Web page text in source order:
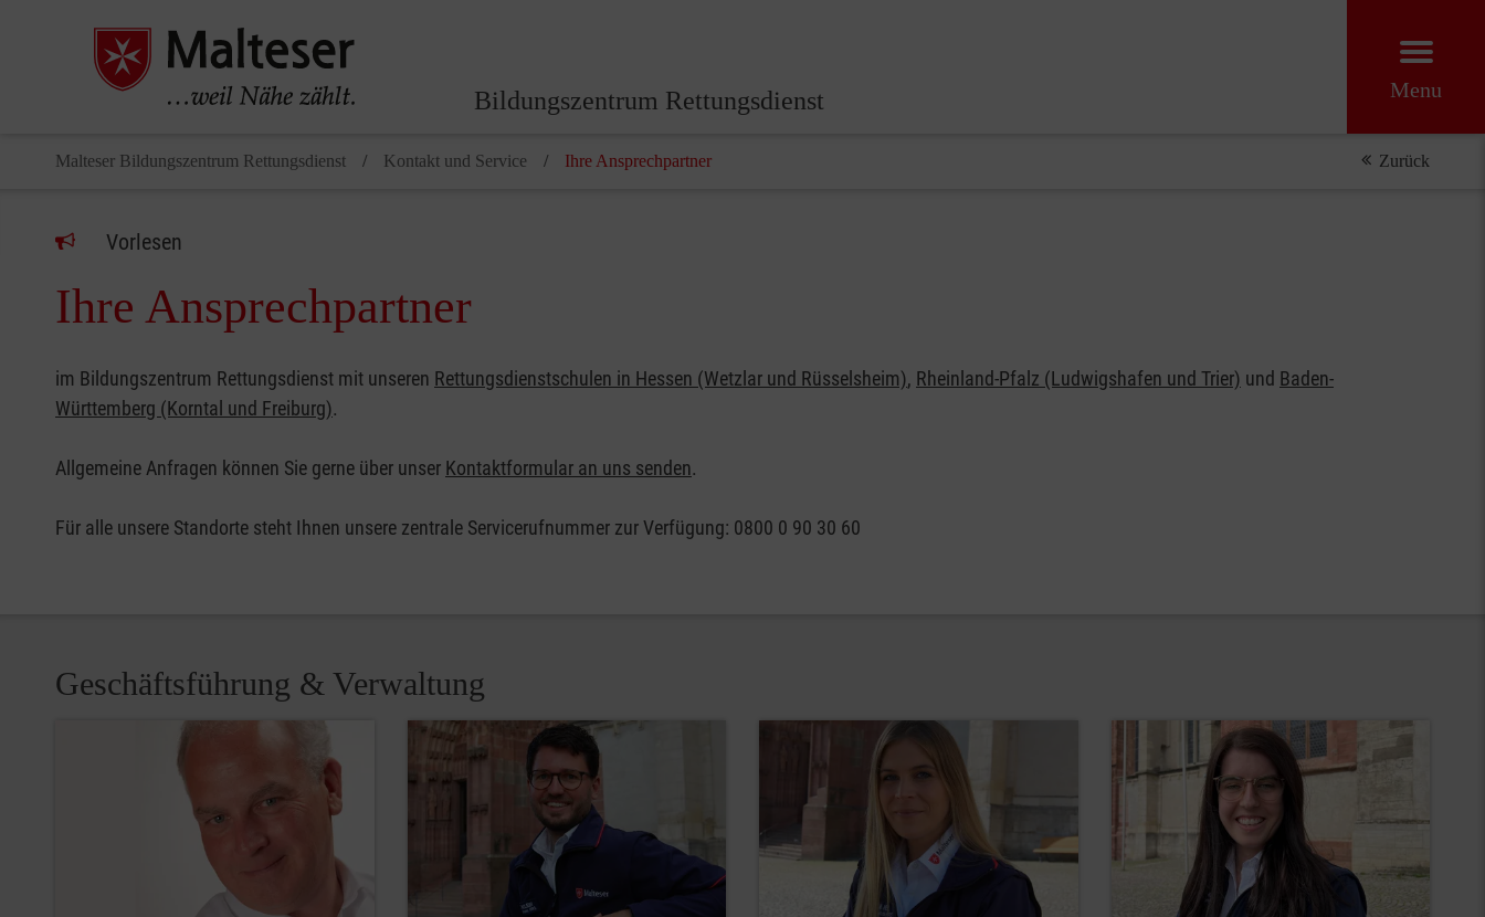
Bildungszentrum Rettungsdienst Menu
Malteser Bildungszentrum Rettungsdienst Kontakt und Service Ihre Ansprechpartner Zurück
Vorlesen
Ihre Ansprechpartner
im Bildungszentrum Rettungsdienst mit unseren Rettungsdienstschulen in Hessen (Wetzlar und Rüsselsheim), Rheinland-Pfalz (Ludwigshafen und Trier) und Baden-
Württemberg (Korntal und Freiburg).
Allgemeine Anfragen können Sie gerne über unser Kontaktformular an uns senden.
Für alle unsere Standorte steht Ihnen unsere zentrale Servicerufnummer zur Verfügung: 0800 0 90 30 60
Geschäftsführung & Verwaltung